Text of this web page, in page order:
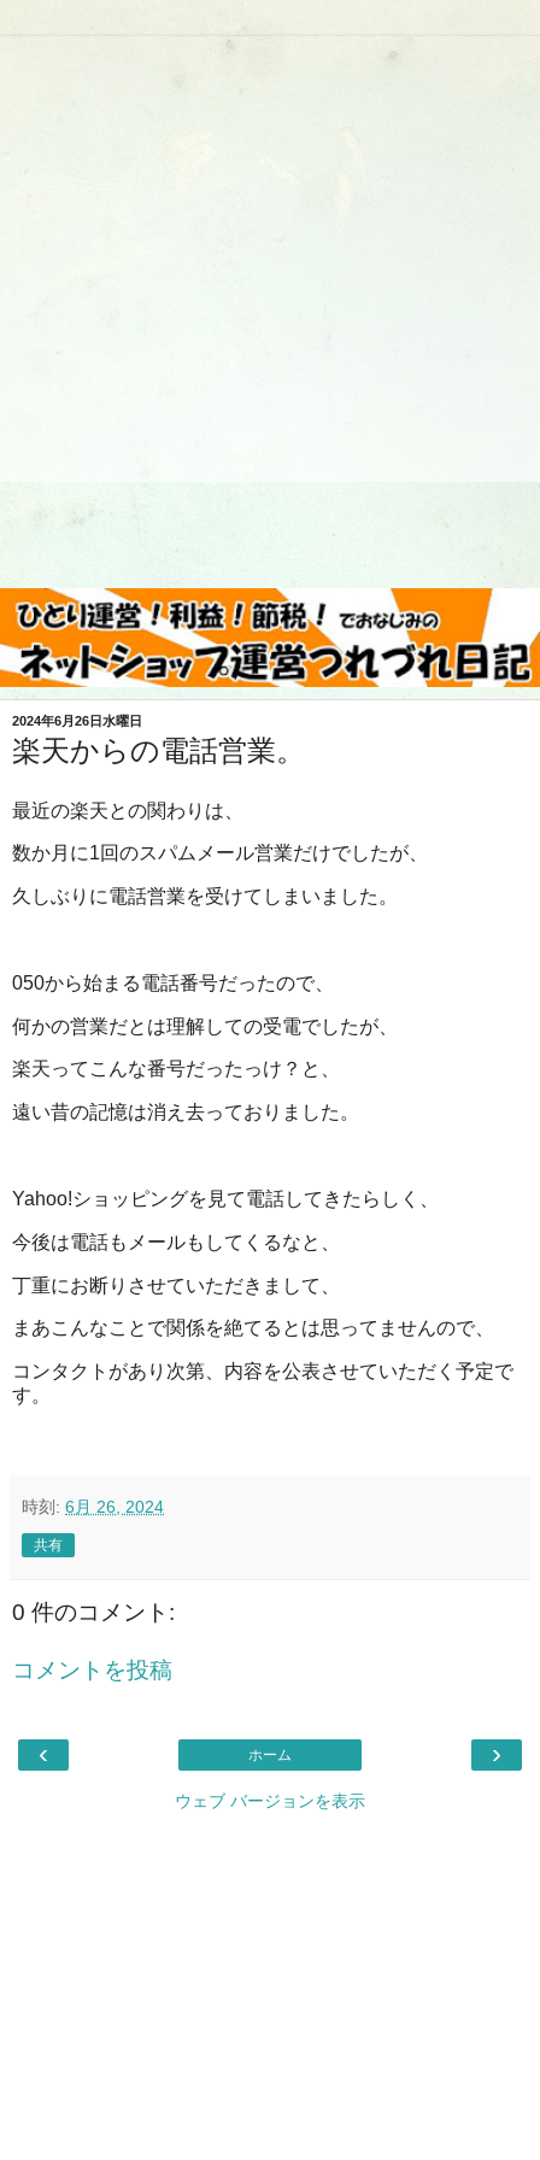
2024年6月26日水曜日
楽天からの電話営業。
最近の楽天との関わりは、
数か月に1回のスパムメール営業だけでしたが、
久しぶりに電話営業を受けてしまいました。
050から始まる電話番号だったので、
何かの営業だとは理解しての受電でしたが、
楽天ってこんな番号だったっけ？と、
遠い昔の記憶は消え去っておりました。
Yahoo!ショッピングを見て電話してきたらしく、
今後は電話もメールもしてくるなと、
丁重にお断りさせていただきまして、
まあこんなことで関係を絶てるとは思ってませんので、
コンタクトがあり次第、内容を公表させていただく予定で
す。
時刻: 6月 26, 2024
共有
0 件のコメント:
コメントを投稿
‹ ›
ホーム
ウェブ バージョンを表示